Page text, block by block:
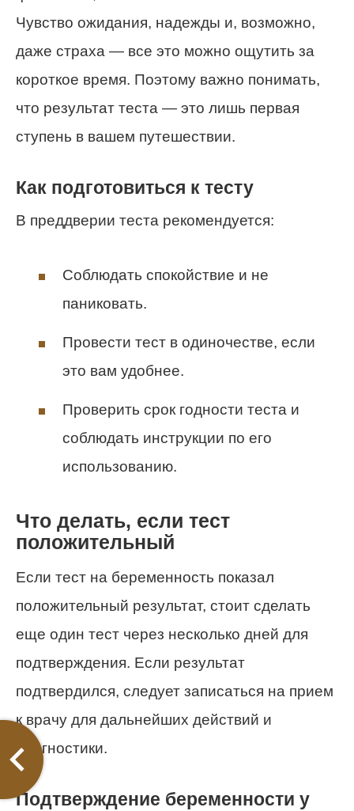
Чувство ожидания, надежды и, возможно,
даже страха — все это можно ощутить за
короткое время. Поэтому важно понимать,
что результат теста — это лишь первая
ступень в вашем путешествии.
Как подготовиться к тесту
В преддверии теста рекомендуется:
Соблюдать спокойствие и не
паниковать.
Провести тест в одиночестве, если
это вам удобнее.
Проверить срок годности теста и
соблюдать инструкции по его
использованию.
Что делать, если тест
положительный
Если тест на беременность показал
положительный результат, стоит сделать
еще один тест через несколько дней для
подтверждения. Если результат
подтвердился, следует записаться на прием
к врачу для дальнейших действий и
диагностики.
Подтверждение беременности у